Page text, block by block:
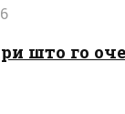
што го